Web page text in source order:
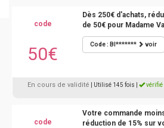
code
50€
Dès 250€ d'achats,
de 50€ pour Madame
Code : BI******* voir
En cours de validité | Utilisé 145 fois vérifié
code
Votre commande
réduction de 15% sur